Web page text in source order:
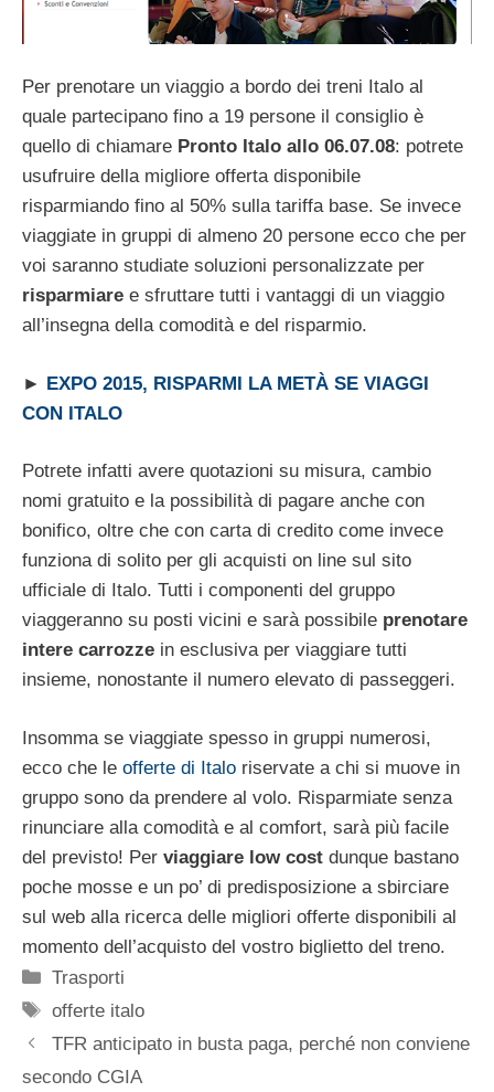
Per prenotare un viaggio a bordo dei treni Italo al
quale partecipano fino a 19 persone il consiglio è
quello di chiamare Pronto Italo allo 06.07.08: potrete
usufruire della migliore offerta disponibile
risparmiando fino al 50% sulla tariffa base. Se invece
viaggiate in gruppi di almeno 20 persone ecco che per
voi saranno studiate soluzioni personalizzate per
risparmiare e sfruttare tutti i vantaggi di un viaggio
all’insegna della comodità e del risparmio.
► EXPO 2015, RISPARMI LA METÀ SE VIAGGI
CON ITALO
Potrete infatti avere quotazioni su misura, cambio
nomi gratuito e la possibilità di pagare anche con
bonifico, oltre che con carta di credito come invece
funziona di solito per gli acquisti on line sul sito
ufficiale di Italo. Tutti i componenti del gruppo
viaggeranno su posti vicini e sarà possibile prenotare
intere carrozze in esclusiva per viaggiare tutti
insieme, nonostante il numero elevato di passeggeri.
Insomma se viaggiate spesso in gruppi numerosi,
ecco che le offerte di Italo riservate a chi si muove in
gruppo sono da prendere al volo. Risparmiate senza
rinunciare alla comodità e al comfort, sarà più facile
del previsto! Per viaggiare low cost dunque bastano
poche mosse e un po’ di predisposizione a sbirciare
sul web alla ricerca delle migliori offerte disponibili al
momento dell’acquisto del vostro biglietto del treno.
Categorie
Trasporti
Tag
offerte italo
TFR anticipato in busta paga, perché non conviene
secondo CGIA